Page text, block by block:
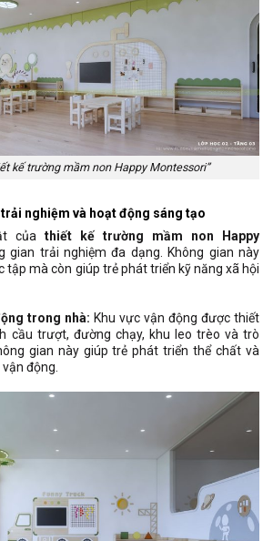
kế trường mầm non Happy Montessori”
nghiệm và hoạt động sáng tạo
của thiết kế trường mầm non Happy
gian trải nghiệm đa dạng. Không gian này
tập mà còn giúp trẻ phát triển kỹ năng xã hội
trong nhà: Khu vực vận động được thiết
cầu trượt, đường chạy, khu leo trèo và trò
gian này giúp trẻ phát triển thể chất và
động.